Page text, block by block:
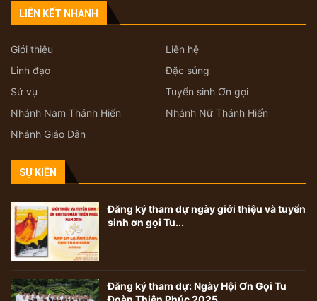
LIÊN KẾT NHANH
Giới thiệu
Liên hệ
Linh đạo
Đặc sủng
Sứ vụ
Tuyển sinh Ơn gọi
Nhánh Nam Thánh Hiến
Nhánh Nữ Thánh Hiến
Nhánh Giáo Dân
SỰ KIỆN
Đăng ký tham dự ngày giới thiệu và tuyển
sinh ơn gọi Tu...
Đăng ký tham dự: Ngày Hội Ơn Gọi Tu